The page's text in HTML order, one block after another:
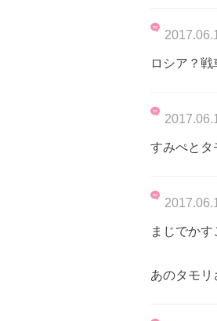
ロシア？戦
すみぺとタ
まじでかす
あのタモリ